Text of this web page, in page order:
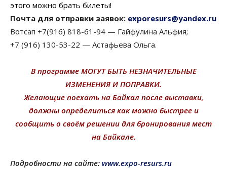
этого можно брать билеты!
Почта для отправки заявок: exporesurs@yandex.ru
Вотсап +7(916) 818-61-94 — Гайфулина Альфия;
+7 (916) 130-53-22 — Астафьева Ольга.
В программе МОГУТ БЫТЬ НЕЗНАЧИТЕЛЬНЫЕ
ИЗМЕНЕНИЯ И ПОПРАВКИ.
Желающие поехать на Байкал после выставки,
должны определиться как можно быстрее и
сообщить о своём решении для бронирования мест
на Байкале.
Подробности на сайте: www.expo-resurs.ru